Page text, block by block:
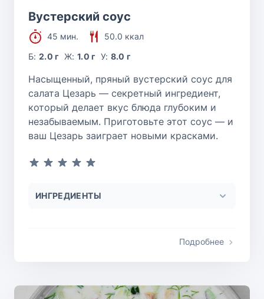
Вустерский соус
45 мин.
50.0 ккал
Б:2.0 г Ж: 1.0 г У: 8.0 г
Насыщенный, пряный вустерский соус для
салата Цезарь — секретный ингредиент,
который делает вкус блюда глубоким и
незабываемым. Приготовьте этот соус — и
ваш Цезарь заиграет новыми красками.
ИНГРЕДИЕНТЫ
Подробнее